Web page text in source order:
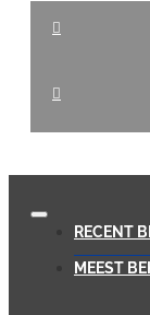
RECENT
MEEST